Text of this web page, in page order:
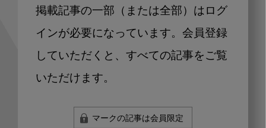
掲載記事の一部（または全部）はログ
インが必要になっています。会員登録
していただくと、すべての記事をご覧
いただけます。
マークの記事は会員限定